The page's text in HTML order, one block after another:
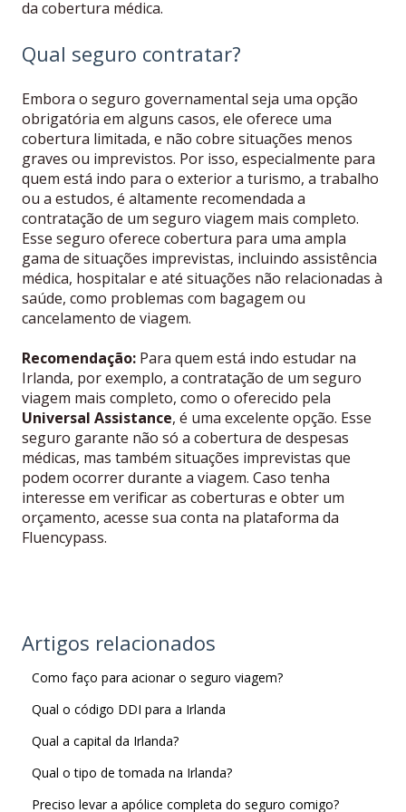
da cobertura médica.
Qual seguro contratar?
Embora o seguro governamental seja uma opção
obrigatória em alguns casos, ele oferece uma
cobertura limitada, e não cobre situações menos
graves ou imprevistos. Por isso, especialmente para
quem está indo para o exterior a turismo, a trabalho
ou a estudos, é altamente recomendada a
contratação de um seguro viagem mais completo.
Esse seguro oferece cobertura para uma ampla
gama de situações imprevistas, incluindo assistência
médica, hospitalar e até situações não relacionadas à
saúde, como problemas com bagagem ou
cancelamento de viagem.
Recomendação: Para quem está indo estudar na
Irlanda, por exemplo, a contratação de um seguro
viagem mais completo, como o oferecido pela
Universal Assistance, é uma excelente opção. Esse
seguro garante não só a cobertura de despesas
médicas, mas também situações imprevistas que
podem ocorrer durante a viagem. Caso tenha
interesse em verificar as coberturas e obter um
orçamento, acesse sua conta na plataforma da
Fluencypass.
Artigos relacionados
Como faço para acionar o seguro viagem?
Qual o código DDI para a Irlanda
Qual a capital da Irlanda?
Qual o tipo de tomada na Irlanda?
Preciso levar a apólice completa do seguro comigo?